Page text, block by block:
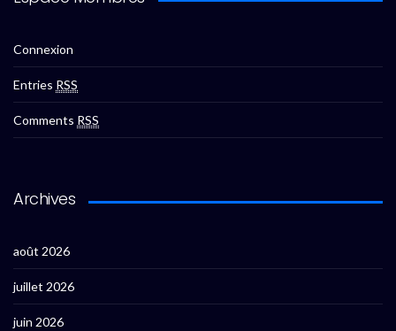
Connexion
Entries RSS
Comments RSS
Archives
août 2026
juillet 2026
juin 2026